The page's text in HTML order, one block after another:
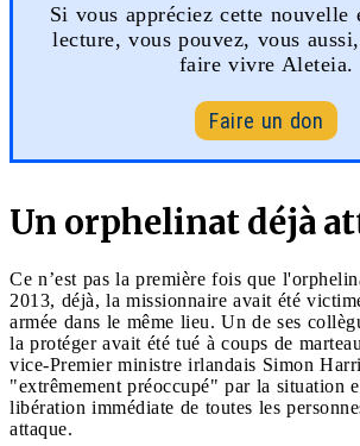
Si vous appréciez cette nouvelle
lecture, vous pouvez, vous
faire vivre Aleteia.
Faire un don
Un orphelinat déjà
Ce n’est pas la première fois que
2013, déjà, la missionnaire avait été
armée dans le même lieu. Un de ses
la protéger avait été tué à coups de
vice-Premier ministre irlandais Simon
"extrêmement préoccupé" par la situation
libération immédiate de toutes les
attaque.